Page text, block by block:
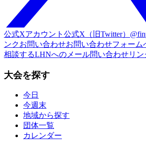
公式Xアカウント 公式X（旧Twitter）
ンクお問い合わせお問い合わせフォーム
相談するLHNへのメール問い合わせリン
大会を探す
今日
今週末
地域から探す
団体一覧
カレンダー